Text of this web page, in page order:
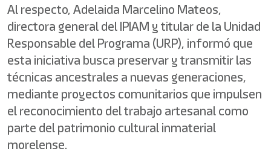
Al respecto, Adelaida Marcelino Mateos,
directora general del IPIAM y titular de la Unidad
Responsable del Programa (URP), informó que
esta iniciativa busca preservar y transmitir las
técnicas ancestrales a nuevas generaciones,
mediante proyectos comunitarios que impulsen
el reconocimiento del trabajo artesanal como
parte del patrimonio cultural inmaterial
morelense.